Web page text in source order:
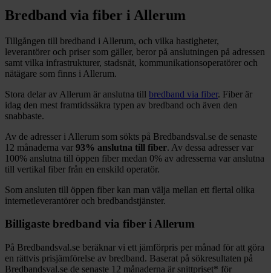
Bredband via fiber i Allerum
Tillgången till bredband i Allerum, och vilka hastigheter,
leverantörer och priser som gäller, beror på anslutningen på adressen
samt vilka infrastrukturer, stadsnät, kommunikationsoperatörer och
nätägare som finns i Allerum.
Stora delar av Allerum är anslutna till bredband via fiber. Fiber är
idag den mest framtidssäkra typen av bredband och även den
snabbaste.
Av de adresser i Allerum som sökts på Bredbandsval.se de senaste
12 månaderna var 93% anslutna till fiber. Av dessa adresser var
100% anslutna till öppen fiber medan 0% av adresserna var anslutna
till vertikal fiber från en enskild operatör.
Som ansluten till öppen fiber kan man välja mellan ett flertal olika
internetleverantörer och bredbandstjänster.
Billigaste bredband via fiber iAllerum
På Bredbandsval.se beräknar vi ett jämförpris per månad för att göra
en rättvis prisjämförelse av bredband. Baserat på sökresultaten på
Bredbandsval.se de senaste 12 månaderna är snittpriset* för